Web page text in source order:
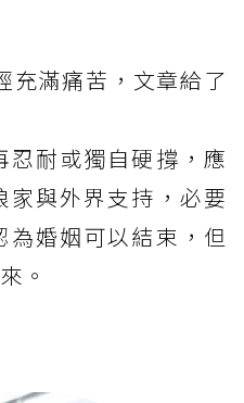
充滿痛苦，文章給了
忍耐或獨自硬撐，應
家與外界支持，必要
婚姻可以結束，但
。